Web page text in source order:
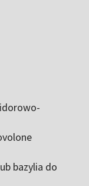
bazylia do